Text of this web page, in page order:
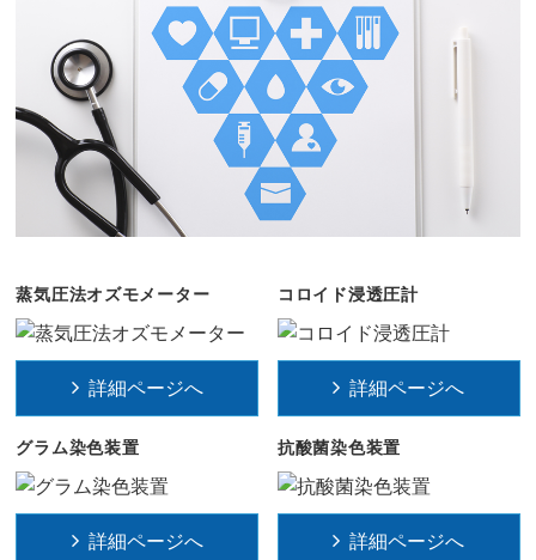
蒸気圧法オズモメーター
詳細ページへ
コロイド浸透圧計
詳細ページへ
グラム染色装置
詳細ページへ
抗酸菌染色装置
詳細ページへ